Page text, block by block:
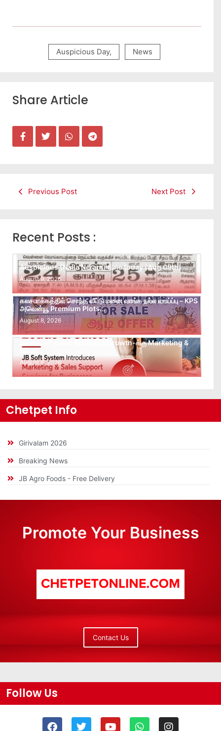
Auspicious Day, News
Share Article
Previous Post Next Post
Recent Posts :
Auspicious (Nalla Neram) time today (Aug 09th)
August 9, 2026
கலசபாக்கத்தில் சொந்த வீட்டு மனை வாங்க நல்ல வாய்ப்பு – KPS
அவென்யூ Premium Plots…
August 8, 2026
Leads கிடைக்கவில்லையா? Follow-up செய்ய Team
இல்லையா? உங்கள் Business Growth-க்கு Marketing &
Sales…
August 8, 2026
Chetpet Info
Girivalam 2026
Breaking News
JB Agro Foods - Free Delivery
Promote Your Business
Contact Us
Follow Us